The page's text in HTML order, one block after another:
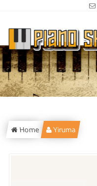
Home Yiruma